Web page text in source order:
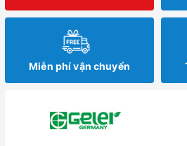
Miễn phí vận chuyển